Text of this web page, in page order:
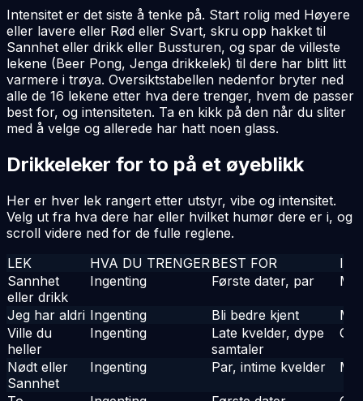
Intensitet er det siste å tenke på. Start rolig med Høyere
eller lavere eller Rød eller Svart, skru opp hakket til
Sannhet eller drikk eller Bussturen, og spar de villeste
lekene (Beer Pong, Jenga drikkelek) til dere har blitt litt
varmere i trøya. Oversiktstabellen nedenfor bryter ned
alle de 16 lekene etter hva dere trenger, hvem de passer
best for, og intensiteten. Ta en kikk på den når du sliter
med å velge og allerede har hatt noen glass.
Drikkeleker for to på et øyeblikk
Her er hver lek rangert etter utstyr, vibe og intensitet.
Velg ut fra hva dere har eller hvilket humør dere er i, og
scroll videre ned for de fulle reglene.
LEK
HVA DU TRENGERBEST FOR
Sannhet
eller drikk
Ingenting Første dater, par
Jeg har aldri Ingenting Bli bedre kjent
Ville du
heller
Ingenting
Late kvelder, dype
samtaler
Nødt eller
Sannhet
Ingenting Par, intime kvelder